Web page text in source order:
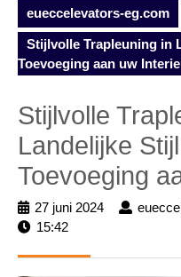
eueccelevators-eg.com
Stijlvolle Trapleuning in
Toevoeging aan uw
Stijlvolle
Landelijke
Toevoeging
27 juni 2024
27
15:42